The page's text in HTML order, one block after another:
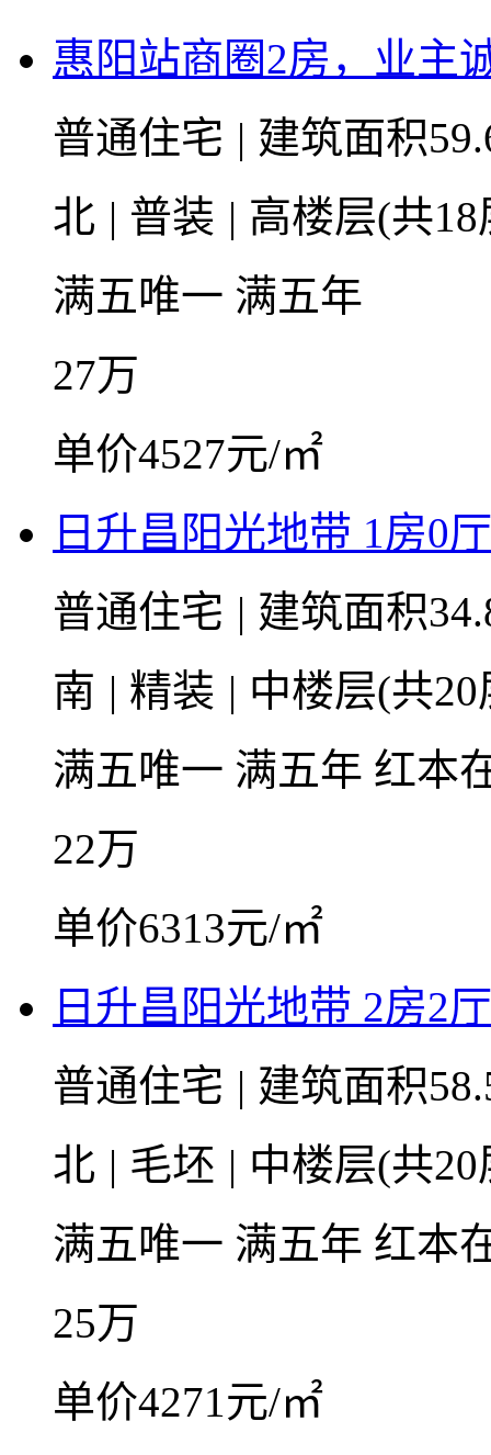
惠阳站商圈2房，业主
普通住宅 | 建筑面积
北 | 普装 | 高楼层(共
满五唯一 满五年
27万
单价4527元/㎡
日升昌阳光地带 1房0
普通住宅 | 建筑面积
南 | 精装 | 中楼层(共
满五唯一 满五年 红本
22万
单价6313元/㎡
日升昌阳光地带 2房2
普通住宅 | 建筑面积
北 | 毛坯 | 中楼层(共
满五唯一 满五年 红本
25万
单价4271元/㎡